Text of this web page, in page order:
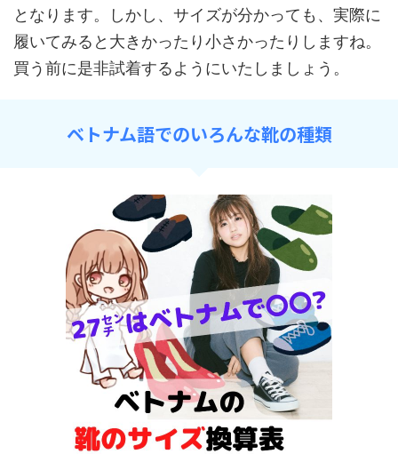
となります。しかし、サイズが分かっても、実際に
履いてみると大きかったり小さかったりしますね。
買う前に是非試着するようにいたしましょう。
ベトナム語でのいろんな靴の種類